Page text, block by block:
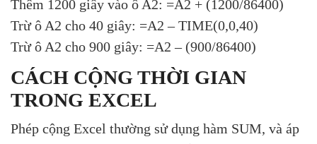
Thêm 1200 giây vào ô A2: =A2 + (1200/86400)
Trừ ô A2 cho 40 giây: =A2 – TIME(0,0,40)
Trừ ô A2 cho 900 giây: =A2 – (900/86400)
CÁCH CỘNG THỜI GIAN
TRONG EXCEL
Phép cộng Excel thường sử dụng hàm SUM, và áp